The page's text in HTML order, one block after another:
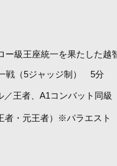
ー級王座統一を果たした越
戦（5ジャッジ制） 5分
王者、A1コンバット同級
者・元王者）※パラエスト